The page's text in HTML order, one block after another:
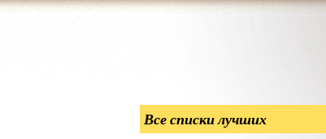
Все списки лучших